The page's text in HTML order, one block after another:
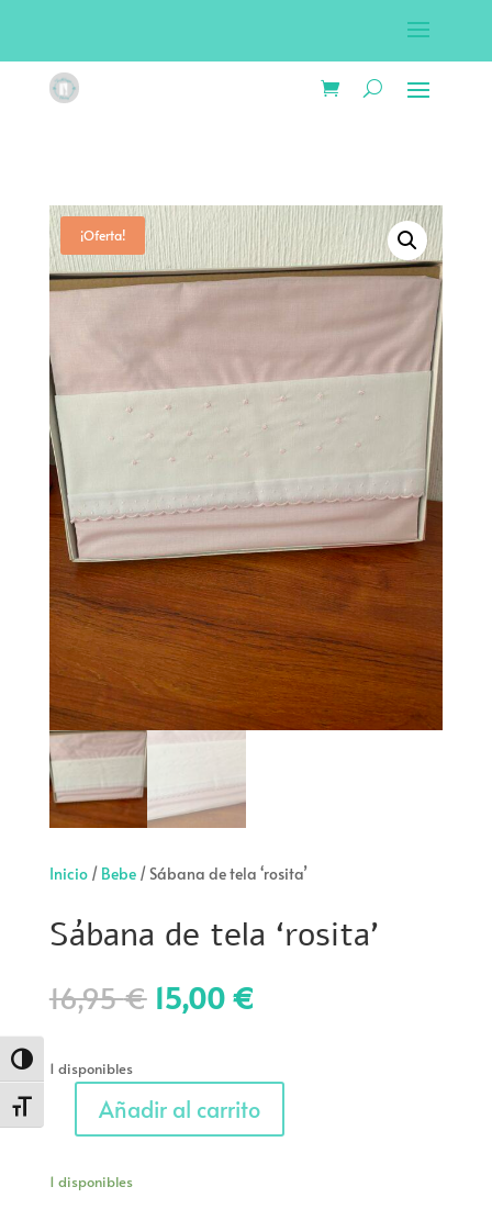
Alternar alto contraste
Alternar tamaño de letra
¡Oferta!
Inicio/ Bebe/ Sábana de tela ‘rosita’
Sábana de tela ‘rosita’
16,95€ El
precio
era:
16,95 €.
15,00€
es:
15,00 €.
1 disponibles
Sábana
tela
'rosita'
Añadir al carrito
1 disponibles